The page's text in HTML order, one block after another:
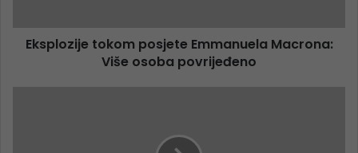
Eksplozije tokom posjete Emmanuela Macrona:
Više osoba povrijeđeno